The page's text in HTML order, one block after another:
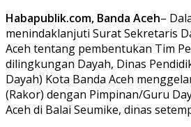
Habapublik.com, Banda Aceh–
menindaklanjuti Surat Sekretaris
Aceh tentang pembentukan Tim
dilingkungan Dayah, Dinas
Dayah) Kota Banda Aceh
(Rakor) dengan Pimpinan/Guru
Aceh di Balai Seumike, dinas